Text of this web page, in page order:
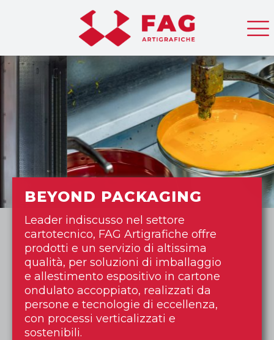
BEYOND PACKAGING
Leader indiscusso nel settore
cartotecnico, FAG Artigrafiche offre
prodotti e un servizio di altissima
qualità, per soluzioni di imballaggio
e allestimento espositivo in cartone
ondulato accoppiato, realizzati da
persone e tecnologie di eccellenza,
con processi verticalizzati e
sostenibili.